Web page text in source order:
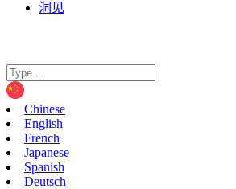
洞见
Chinese
English
French
Japanese
Spanish
Deutsch